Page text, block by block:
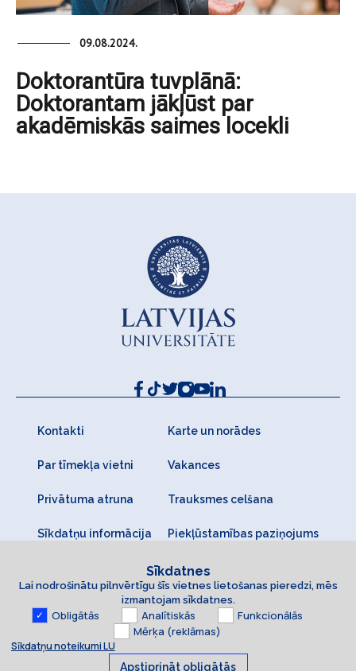
09.08.2024.
Doktorantūra tuvplānā:
Doktorantam jākļūst par
akadēmiskās saimes locekli
Kontakti Karte un norādes
Par tīmekļa vietni Vakances
Privātuma atruna Trauksmes celšana
Sīkdatņu informācija Piekļūstamības paziņojums
Sīkdatnes
Lai nodrošinātu pilnvērtīgu šīs vietnes lietošanas pieredzi, mēs
izmantojam sīkdatnes.
Obligātās Analītiskās
Funkcionālās
Mērķa (reklāmas)
Sīkdatņu noteikumi LU
Apstiprināt obligātās